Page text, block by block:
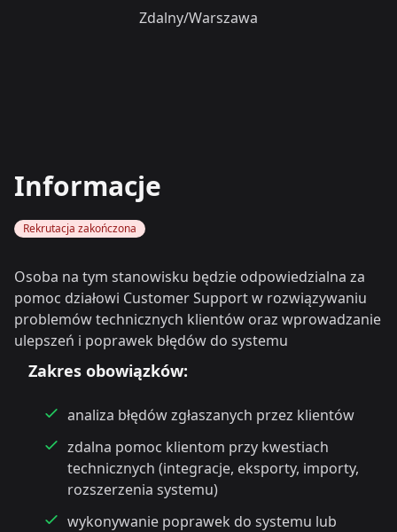
Zdalny/Warszawa
Informacje
Rekrutacja zakończona
Osoba na tym stanowisku będzie odpowiedzialna za
pomoc działowi Customer Support w rozwiązywaniu
problemów technicznych klientów oraz wprowadzanie
ulepszeń i poprawek błędów do systemu
Zakres obowiązków:
analiza błędów zgłaszanych przez klientów
zdalna pomoc klientom przy kwestiach
technicznych (integracje, eksporty, importy,
rozszerzenia systemu)
wykonywanie poprawek do systemu lub